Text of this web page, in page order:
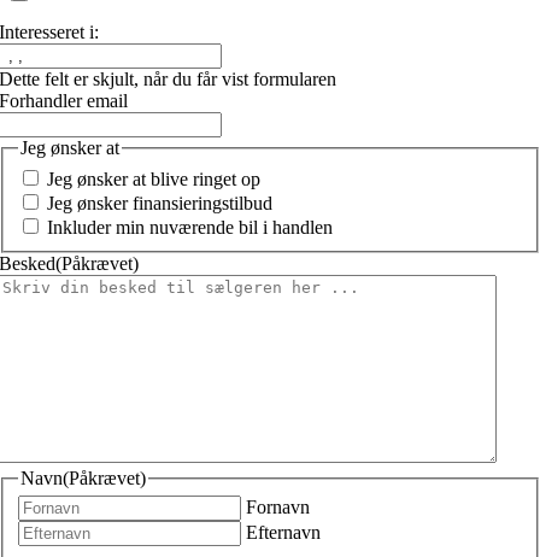
Interesseret i:
Dette felt er skjult, når du får vist formularen
Forhandler email
Jeg ønsker at
Jeg ønsker at blive ringet op
Jeg ønsker finansieringstilbud
Inkluder min nuværende bil i handlen
Besked(Påkrævet)
Navn(Påkrævet)
Fornavn
Efternavn